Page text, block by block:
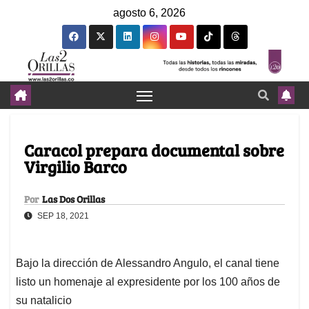
agosto 6, 2026
Caracol prepara documental sobre
Virgilio Barco
Por Las Dos Orillas
SEP 18, 2021
Bajo la dirección de Alessandro Angulo, el canal tiene
listo un homenaje al expresidente por los 100 años de
su natalicio